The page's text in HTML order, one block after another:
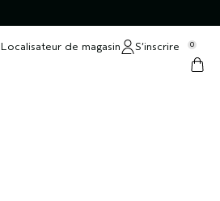
Localisateur de magasin S’inscrire 0